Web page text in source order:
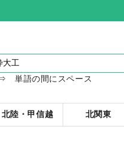
単語の間にスペース
北陸・甲信越 北関東